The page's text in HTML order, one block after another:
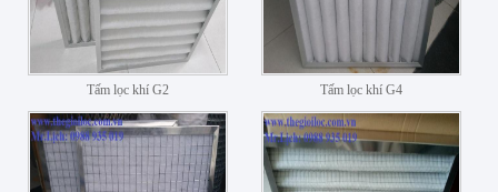
Tấm lọc khí G2 Tấm lọc khí G4